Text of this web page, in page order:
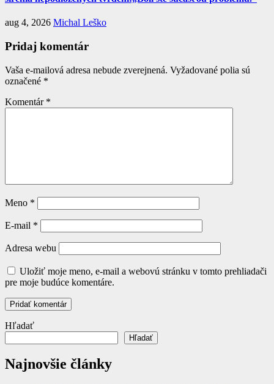
aug 4, 2026 Michal Leško
Pridaj komentár
Vaša e-mailová adresa nebude zverejnená. Vyžadované polia sú
označené *
Komentár *
Meno *
E-mail *
Adresa webu
Uložiť moje meno, e-mail a webovú stránku v tomto prehliadači
pre moje budúce komentáre.
Hľadať
Hľadať
Najnovšie články